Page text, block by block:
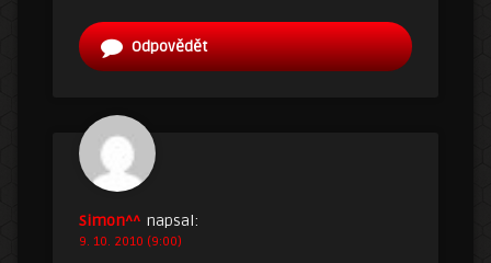
Odpovědět
Simon^^ napsal:
9. 10. 2010 (9:00)